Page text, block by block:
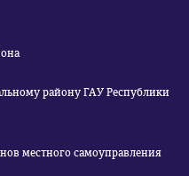
району ГАУ Республики
местного самоуправления